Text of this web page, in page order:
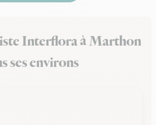
Interflora à Marthon
ses environs